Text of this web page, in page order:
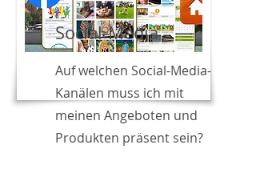
Social-Media
Auf welchen Social-Media-
Kanälen muss ich mit
meinen Angeboten und
Produkten präsent sein?